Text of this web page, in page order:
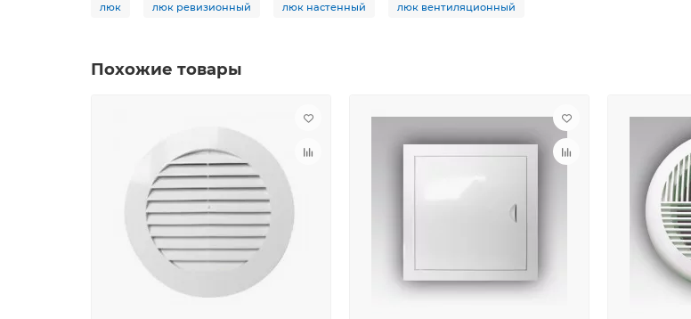
люк люк ревизионный люк настенный люк вентиляционный
Похожие товары